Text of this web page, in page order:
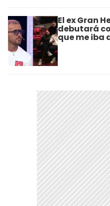
El ex Gran
debutará
que me iba